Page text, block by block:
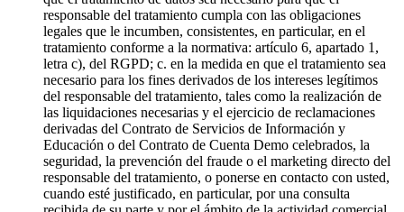
responsable del tratamiento cumpla con las obligaciones
legales que le incumben, consistentes, en particular, en el
tratamiento conforme a la normativa: artículo 6, apartado 1,
letra c), del RGPD; c. en la medida en que el tratamiento sea
necesario para los fines derivados de los intereses legítimos
del responsable del tratamiento, tales como la realización de
las liquidaciones necesarias y el ejercicio de reclamaciones
derivadas del Contrato de Servicios de Información y
Educación o del Contrato de Cuenta Demo celebrados, la
seguridad, la prevención del fraude o el marketing directo del
responsable del tratamiento, o ponerse en contacto con usted,
cuando esté justificado, en particular, por una consulta